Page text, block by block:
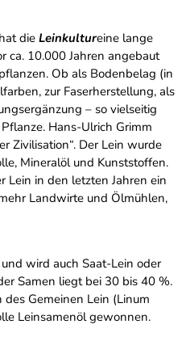
dieLeinkultureine lange
ca. 10.000 Jahren angebaut
Ob als Bodenbelag (in
zur Faserherstellung, als
– so vielseitig
Hans-Ulrich Grimm
Zivilisation“. Der Lein wurde
Mineralöl und Kunststoffen.
Lein in den letzten Jahren ein
Landwirte und Ölmühlen,
wird auch Saat-Lein oder
Samen liegt bei 30 bis 40 %.
Gemeinen Lein (Linum
Leinsamenöl gewonnen.